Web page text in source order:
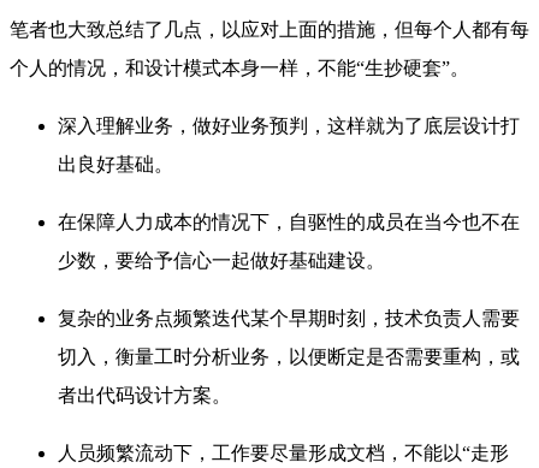
笔者也大致总结了几点，以应对上面的措施，但每个人都有每
个人的情况，和设计模式本身一样，不能“生抄硬套”。
深入理解业务， 做好业务预判，这样就为了底层设计打
出良好基础。
在保障人力成本的情况下，自驱性的成员在当今也不在
少数，要给予信心一起做好基础建设。
复杂的业务点频繁迭代某个早期时刻，技术负责人需要
切入，衡量工时分析业务，以便断定是否需要重构，或
者出代码设计方案。
人员频繁流动下，工作要尽量形成文档，不能以“走形